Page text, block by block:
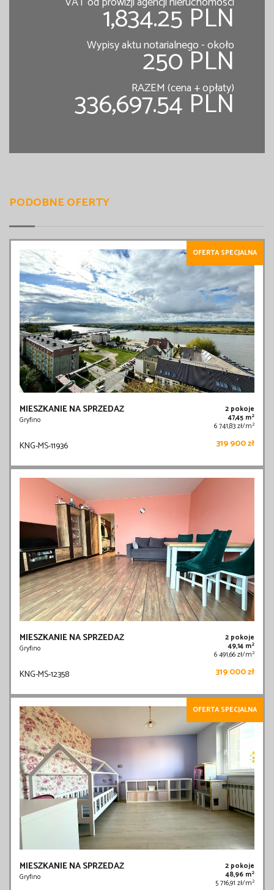
1,834.25 PLN
Wypisy aktu notarialnego - około
250 PLN
RAZEM (cena + opłaty)
336,697.54 PLN
PODOBNE OFERTY
OFERTA SPECJALNA
MIESZKANIE NA SPRZEDAŻ
Gryfino
2 pokoje
47,45 m2
6 741,83 zł/m2
KNG-MS-11936 319 900 zł
MIESZKANIE NA SPRZEDAŻ
Gryfino
2 pokoje
49,14 m2
6 491,66 zł/m2
KNG-MS-12358 319 000 zł
OFERTA SPECJALNA
MIESZKANIE NA SPRZEDAŻ
Gryfino
2 pokoje
48,96 m2
5 716,91 zł/m2